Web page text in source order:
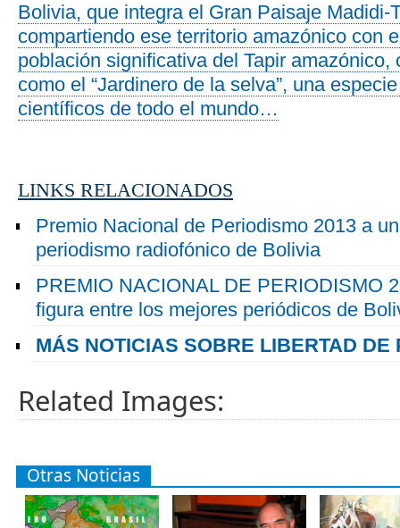
Bolivia, que integra el Gran Paisaje Madidi-
compartiendo ese territorio amazónico con
población significativa del Tapir amazónico,
como el “Jardinero de la selva”, una
científicos de todo el mundo…
LINKS RELACIONADOS
Premio Nacional de Periodismo 2013 a
periodismo radiofónico de Bolivia
PREMIO NACIONAL DE PERIODISMO
figura entre los mejores periódicos de
MÁS NOTICIAS SOBRE LIBERTAD
Related Images:
Otras Noticias